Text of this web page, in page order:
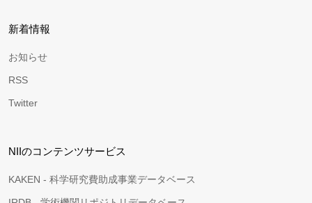
新着情報
お知らせ
RSS
Twitter
NIIのコンテンツサービス
KAKEN - 科学研究費助成事業データベース